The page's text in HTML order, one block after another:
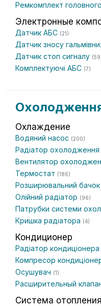
Ремкомплект
Электронные
Датчик АБС (21)
Датчик зносу
Датчик стоп сигналу
Комплектуючі АБС (7)
Охлаждение
Водяний насос (200)
Радіатор охолодження
Вентилятор
Термостат (186)
Розширювальний бачок
Олійний радіатор (96)
Патрубки системи
Кришка радіатора (4)
Кондиционер
Радіатор кондиціонера
Компресор
Осушувач (1)
Расширительный
Система отопления